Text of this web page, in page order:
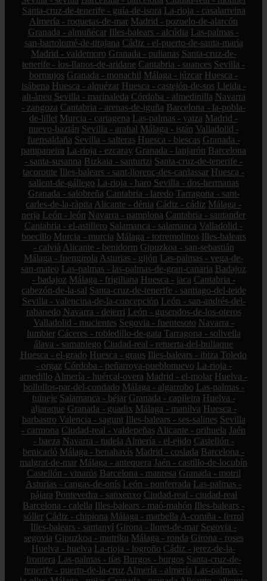
Santa-cruz-de-tenerife - guía-de-isora La-rioja - casalarreina
Almería - roquetas-de-mar Madrid - pozuelo-de-alarcón
Granada - almuñécar Illes-balears - alcúdia Las-palmas -
san-bartolomé-de-tirajana Cádiz - el-puerto-de-santa-maría
Madrid - valdemoro Granada - pulianas Santa-cruz-de-
tenerife - los-llanos-de-aridane Cantabria - suances Sevilla -
bormujos Granada - monachil Málaga - júzcar Huesca -
isábena Huesca - alquézar Huesca - castejón-de-sos Lleida -
alt-àneu Sevilla - marinaleda Córdoba - almedinilla Navarra
- zangoza Cantabria - arenas-de-iguña Barcelona - la-pobla-
de-lillet Murcia - cartagena Las-palmas - yaiza Madrid -
nuevo-baztán Sevilla - arahal Málaga - istán Valladolid -
fuensaldaña Sevilla - salteras Huesca - biescas Granada -
pampaneira La-rioja - ezcaray Granada - lanjarón Barcelona
- santa-susanna Bizkaia - santurtzi Santa-cruz-de-tenerife -
tacoronte Illes-balears - sant-llorenç-des-cardassar Huesca -
sallent-de-gállego La-rioja - haro Sevilla - dos-hermanas
Granada - salobreña Cantabria - laredo Tarragona - sant-
carles-de-la-ràpita Alicante - dénia Cádiz - cádiz Málaga -
nerja León - león Navarra - pamplona Cantabria - santander
Cantabria - el-astillero Salamanca - salamanca Valladolid -
boecillo Murcia - murcia Málaga - torremolinos Illes-balears
- calvià Alicante - benidorm Gipuzkoa - san-sebastián
Málaga - fuengirola Asturias - gijón Las-palmas - vega-de-
san-mateo Las-palmas - las-palmas-de-gran-canaria Badajoz
- badajoz Málaga - frigiliana Huesca - jaca Cantabria -
cabezón-de-la-sal Santa-cruz-de-tenerife - santiago-del-teide
Sevilla - valencina-de-la-concepción León - san-andrés-del-
rabanedo Navarra - deierri León - gusendos-de-los-oteros
Valladolid - mucientes Segovia - fuentesoto Navarra -
lumbier Cáceres - robledillo-de-gata Tarragona - solivella
álava - samaniego Ciudad-real - retuerta-del-bullaque
Huesca - el-grado Huesca - graus Illes-balears - ibiza Toledo
- orgaz Córdoba - peñarroya-pueblonuevo La-rioja -
arnedillo Almería - huércal-overa Madrid - el-molar Huelva -
bollullos-par-del-condado Málaga - algarrobo Las-palmas -
tuineje Salamanca - béjar Granada - capileira Huelva -
aljaraque Granada - guadix Málaga - manilva Huesca -
barbastro Valencia - sagunt Illes-balears - ses-salines Sevilla
- carmona Ciudad-real - valdepeñas Alicante - orihuela Jaén
- baeza Navarra - tudela Almería - el-ejido Castellón -
benicarló Málaga - benahavís Madrid - coslada Barcelona -
malgrat-de-mar Málaga - antequera Jaén - castillo-de-locubín
Castellón - vinaròs Barcelona - manresa Granada - motril
Asturias - cangas-de-onís León - ponferrada Las-palmas -
pájara Pontevedra - sanxenxo Ciudad-real - ciudad-real
Barcelona - calella Illes-balears - maó-mahón Illes-balears -
sóller Cádiz - chipiona Málaga - marbella A-coruña - ferrol
Illes-balears - santanyí Girona - lloret-de-mar Segovia -
segovia Gipuzkoa - mutriku Málaga - ronda Girona - roses
Huelva - huelva La-rioja - logroño Cádiz - jerez-de-la-
frontera Las-palmas - tías Burgos - burgos Santa-cruz-de-
tenerife - puerto-de-la-cruz Almería - almería Las-palmas -